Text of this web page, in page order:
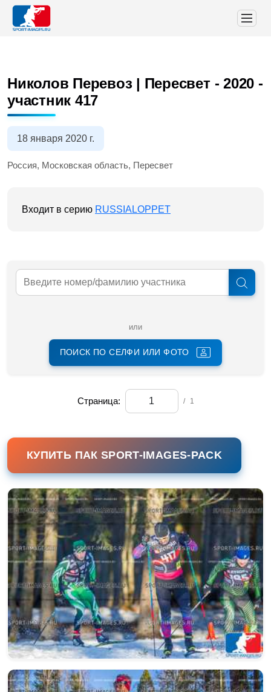
Николов Перевоз | Пересвет - 2020 -
участник 417
18 января 2020 г.
Россия, Московская область, Пересвет
Входит в серию RUSSIALOPPET
или
ПОИСК ПО СЕЛФИ ИЛИ ФОТО
Страница: / 1
КУПИТЬ ПАК SPORT-IMAGES-PACK